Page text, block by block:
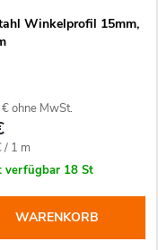
Winkelprofil 15mm,
ohne MwSt.
/ 1 m
verfügbar 18 St
WARENKORB